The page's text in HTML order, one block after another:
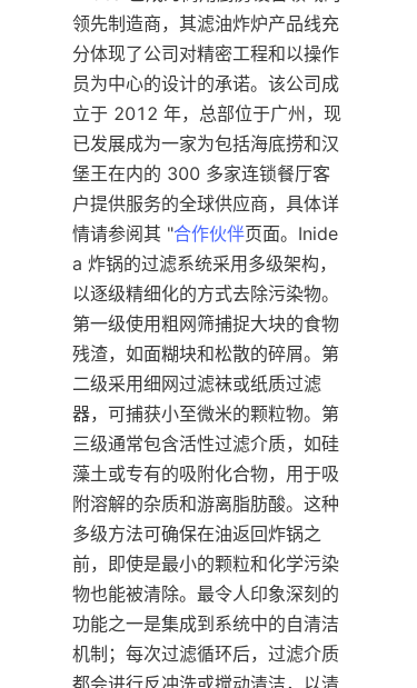
领先制造商，其滤油炸炉产品线充
分体现了公司对精密工程和以操作
员为中心的设计的承诺。该公司成
立于 2012 年，总部位于广州，现
已发展成为一家为包括海底捞和汉
堡王在内的 300 多家连锁餐厅客
户提供服务的全球供应商，具体详
情请参阅其 "合作伙伴页面。Inide
a 炸锅的过滤系统采用多级架构，
以逐级精细化的方式去除污染物。
第一级使用粗网筛捕捉大块的食物
残渣，如面糊块和松散的碎屑。第
二级采用细网过滤袜或纸质过滤
器，可捕获小至微米的颗粒物。第
三级通常包含活性过滤介质，如硅
藻土或专有的吸附化合物，用于吸
附溶解的杂质和游离脂肪酸。这种
多级方法可确保在油返回炸锅之
前，即使是最小的颗粒和化学污染
物也能被清除。最令人印象深刻的
功能之一是集成到系统中的自清洁
机制；每次过滤循环后，过滤介质
都会进行反冲洗或搅动清洁，以清